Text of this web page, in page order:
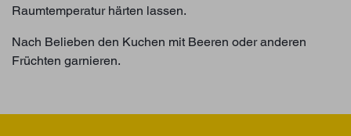
Raumtemperatur härten lassen.
Nach Belieben den Kuchen mit Beeren oder anderen
Früchten garnieren.